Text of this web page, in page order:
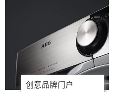
创意品牌门户